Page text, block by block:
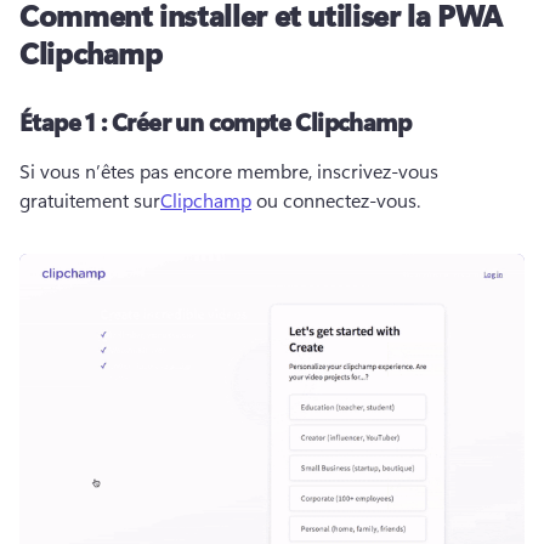
Comment installer et utiliser la PWA
Clipchamp
Étape 1 : Créer un compte Clipchamp
Si vous n’êtes pas encore membre, inscrivez-vous
gratuitement surClipchamp ou connectez-vous.